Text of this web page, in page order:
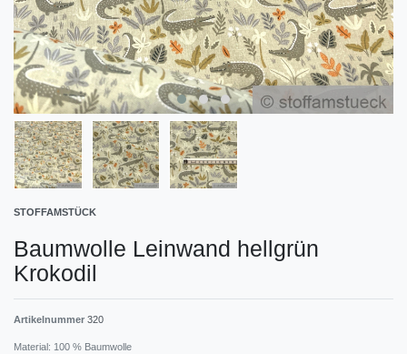
STOFFAMSTÜCK
Baumwolle Leinwand hellgrün
Krokodil
Artikelnummer 320
Material: 100 % Baumwolle